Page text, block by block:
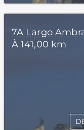
7A Largo
À 141,00 km